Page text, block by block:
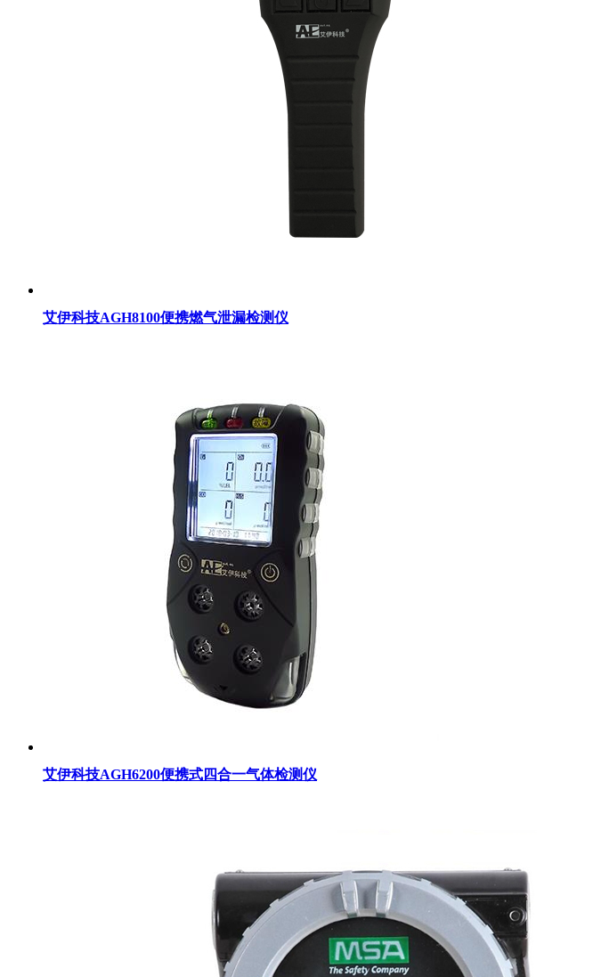
艾伊科技AGH8100便携燃气泄漏检测仪
艾伊科技AGH6200便携式四合一气体检测仪